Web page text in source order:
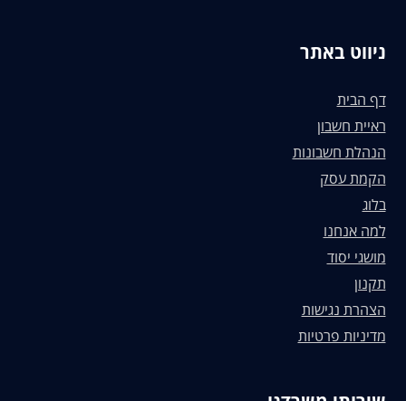
ניווט באתר
דף הבית
ראיית חשבון
הנהלת חשבונות
הקמת עסק
בלוג
למה אנחנו
מושגי יסוד
תקנון
הצהרת נגישות
מדיניות פרטיות